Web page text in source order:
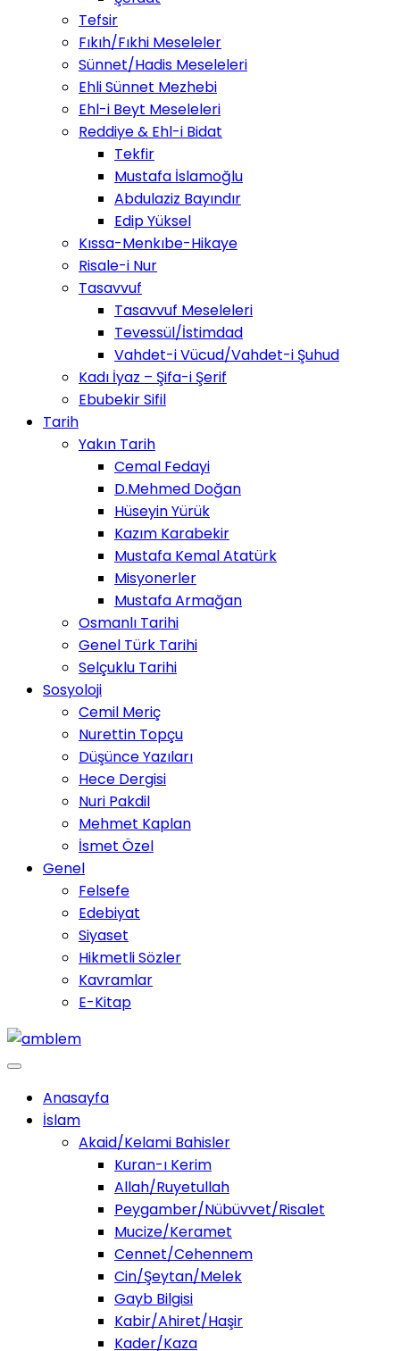
Tefsir
Fıkıh/Fıkhi Meseleler
Sünnet/Hadis Meseleleri
Ehli Sünnet Mezhebi
Ehl-i Beyt Meseleleri
Reddiye & Ehl-i Bidat
Tekfir
Mustafa İslamoğlu
Abdulaziz Bayındır
Edip Yüksel
Kıssa-Menkıbe-Hikaye
Risale-i Nur
Tasavvuf
Tasavvuf Meseleleri
Tevessül/İstimdad
Vahdet-i Vücud/Vahdet-i Şuhud
Kadı İyaz – Şifa-i Şerif
Ebubekir Sifil
Tarih
Yakın Tarih
Cemal Fedayi
D.Mehmed Doğan
Hüseyin Yürük
Kazım Karabekir
Mustafa Kemal Atatürk
Misyonerler
Mustafa Armağan
Osmanlı Tarihi
Genel Türk Tarihi
Selçuklu Tarihi
Sosyoloji
Cemil Meriç
Nurettin Topçu
Düşünce Yazıları
Hece Dergisi
Nuri Pakdil
Mehmet Kaplan
İsmet Özel
Genel
Felsefe
Edebiyat
Siyaset
Hikmetli Sözler
Kavramlar
E-Kitap
Anasayfa
İslam
Akaid/Kelami Bahisler
Kuran-ı Kerim
Allah/Ruyetullah
Peygamber/Nübüvvet/Risalet
Mucize/Keramet
Cennet/Cehennem
Cin/Şeytan/Melek
Gayb Bilgisi
Kabir/Ahiret/Haşir
Kader/Kaza